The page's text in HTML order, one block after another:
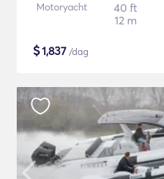
Motoryacht
40 ft
12 m
$1,837 /dag